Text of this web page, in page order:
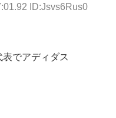
ID:Jsvs6Rus0
でアディダス